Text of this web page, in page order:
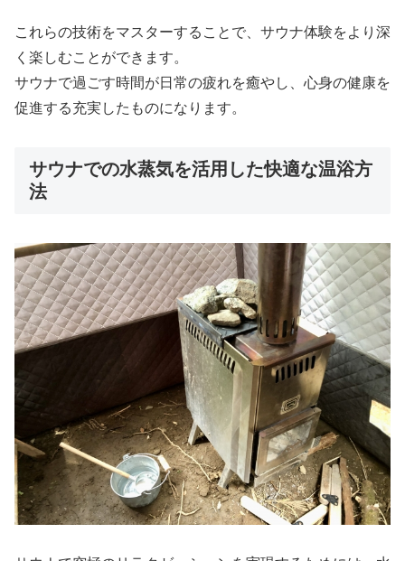
これらの技術をマスターすることで、サウナ体験をより深
く楽しむことができます。
サウナで過ごす時間が日常の疲れを癒やし、心身の健康を
促進する充実したものになります。
サウナでの水蒸気を活用した快適な温浴方
法